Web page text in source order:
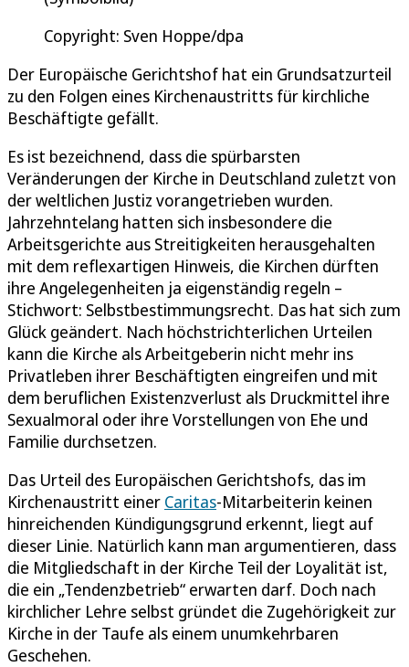
Copyright: Sven Hoppe/dpa
Der Europäische Gerichtshof hat ein Grundsatzurteil
zu den Folgen eines Kirchenaustritts für kirchliche
Beschäftigte gefällt.
Es ist bezeichnend, dass die spürbarsten
Veränderungen der Kirche in Deutschland zuletzt von
der weltlichen Justiz vorangetrieben wurden.
Jahrzehntelang hatten sich insbesondere die
Arbeitsgerichte aus Streitigkeiten herausgehalten
mit dem reflexartigen Hinweis, die Kirchen dürften
ihre Angelegenheiten ja eigenständig regeln –
Stichwort: Selbstbestimmungsrecht. Das hat sich zum
Glück geändert. Nach höchstrichterlichen Urteilen
kann die Kirche als Arbeitgeberin nicht mehr ins
Privatleben ihrer Beschäftigten eingreifen und mit
dem beruflichen Existenzverlust als Druckmittel ihre
Sexualmoral oder ihre Vorstellungen von Ehe und
Familie durchsetzen.
Das Urteil des Europäischen Gerichtshofs, das im
Kirchenaustritt einer Caritas-Mitarbeiterin keinen
hinreichenden Kündigungsgrund erkennt, liegt auf
dieser Linie. Natürlich kann man argumentieren, dass
die Mitgliedschaft in der Kirche Teil der Loyalität ist,
die ein „Tendenzbetrieb“ erwarten darf. Doch nach
kirchlicher Lehre selbst gründet die Zugehörigkeit zur
Kirche in der Taufe als einem unumkehrbaren
Geschehen.